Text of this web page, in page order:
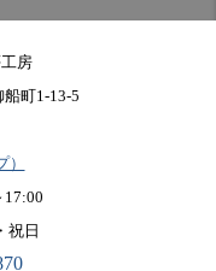
房
町1-13-5
17:00
祝日